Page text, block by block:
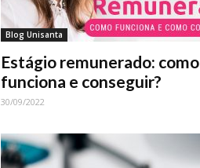
Blog Unisanta
Estágio remunerado: como
funciona e conseguir?
30/09/2022